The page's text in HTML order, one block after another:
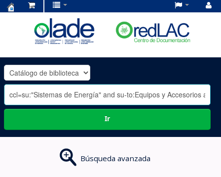
OLADE
-
Ir
Búsqueda avanzada